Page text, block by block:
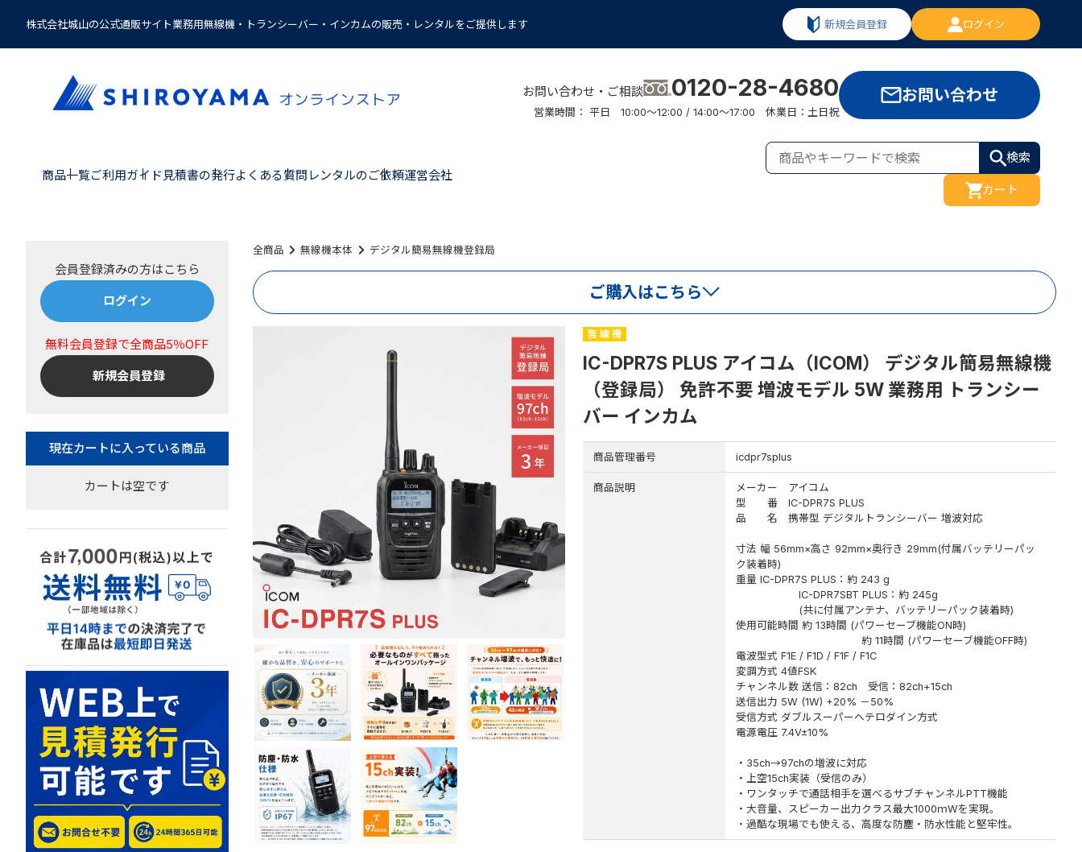
株式会社城山の公式通販サイト業務用無線機・トランシーバー・インカムの販売・レンタルをご提供します 新規会員登録 ログイン
お問い合わせ・ご相談 0120-28-4680
営業時間： 平日 10:00～12:00 / 14:00～17:00 休業日：土日祝
お問い合わせ
商品一覧ご利用ガイド 見積書の発行よくある質問 レンタルのご依頼運営会社
検索
カート
全商品 無線機本体 デジタル簡易無線機登録局
ご購入はこちら
無 線 機
IC-DPR7S PLUS アイコム（ICOM） デジタル簡易無線機
（登録局） 免許不要 増波モデル 5W 業務用 トランシー
バー インカム
商品管理番号 icdpr7splus
商品説明
メーカー アイコム
型 番 IC-DPR7S PLUS
品 名 携帯型 デジタルトランシーバー 増波対応
寸法 幅 56mm×高さ 92mm×奥行き 29mm(付属バッテリーパッ
ク装着時)
重量 IC-DPR7S PLUS：約 243 g
IC-DPR7SBT PLUS：約 245g
(共に付属アンテナ、バッテリーパック装着時)
使用可能時間 約 13時間 (パワーセーブ機能ON時)
約 11時間 (パワーセーブ機能OFF時)
電波型式 F1E / F1D / F1F / F1C
変調方式 4値FSK
チャンネル数 送信：82ch 受信：82ch+15ch
送信出力 5W (1W) +20% －50%
受信方式 ダブルスーパーヘテロダイン方式
電源電圧 7.4V±10%
・35ch→97chの増波に対応
・上空15ch実装（受信のみ）
・ワンタッチで通話相手を選べるサブチャンネルPTT機能
・大音量、スピーカー出力クラス最大1000ｍWを実現。
・過酷な現場でも使える、高度な防塵・防水性能と堅牢性。
ログイン
新規会員登録
カートは空です